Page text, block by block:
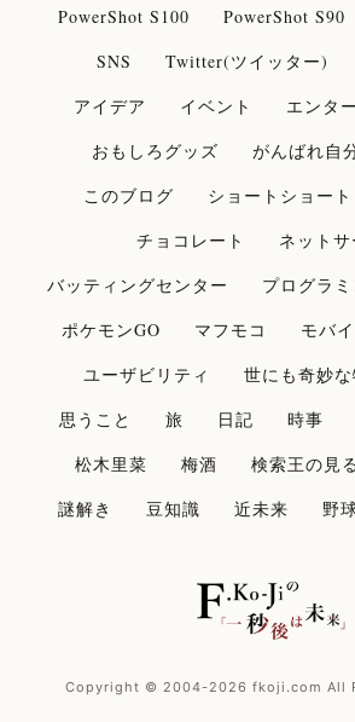
PowerShot S100
PowerShot S90
SNS
Twitter(ツイッター)
アイデア
イベント
エンタ
おもしろグッズ
がんばれ自
このブログ
ショートショート
チョコレート
ネットサ
バッティングセンター
プログラ
ポケモンGO
マフモコ モバ
ユーザビリティ
世にも奇妙
思うこと
旅 日記 時事
松木里菜
梅酒 検索王の見
謎解き
豆知識 近未来 野
Copyright © 2004-2026 fkoji.com All